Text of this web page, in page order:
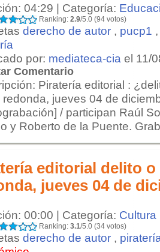
04:29 | Categoría:
Ranking: 2.9/5.0 (94 votos)
derecho de autor , pucp1
por: mediateca-cia el 11/
Comentario
Piratería editorial :
redonda, jueves 04 de
/ participan Raúl
y Roberto de la Puente.
editorial delito o
jueves 04 de
00:00 | Categoría: Cultura
Ranking: 3.1/5.0 (34 votos)
derecho de autor ,